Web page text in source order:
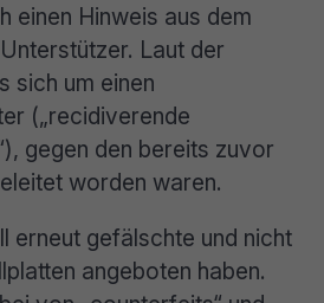
einen Hinweis aus dem
Laut der
sich um einen
(„recidiverende
gegen den bereits zuvor
worden waren.
erneut gefälschte und nicht
angeboten haben.